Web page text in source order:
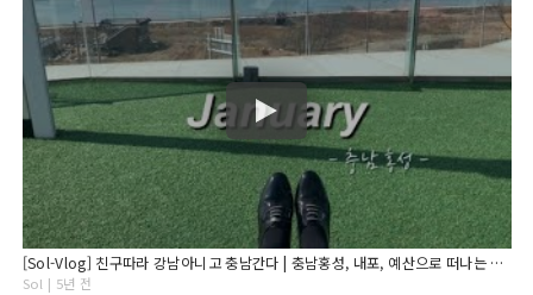
[Sol-Vlog] 친구따라 강남아니고 충남간다 | 충남홍성, 내포, 예산으로 떠나는 1박여행| 천안아산역이 아산역이라는 사실을 알게된 기차여행
Sol | 5년 전